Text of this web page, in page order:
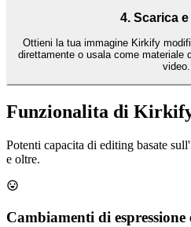
4. Scarica
Ottieni la tua immagine Kirkify
direttamente o usala come materiale
video.
Funzionalita di
Potenti capacita di editing basate
e oltre.
Cambiamenti di espressione